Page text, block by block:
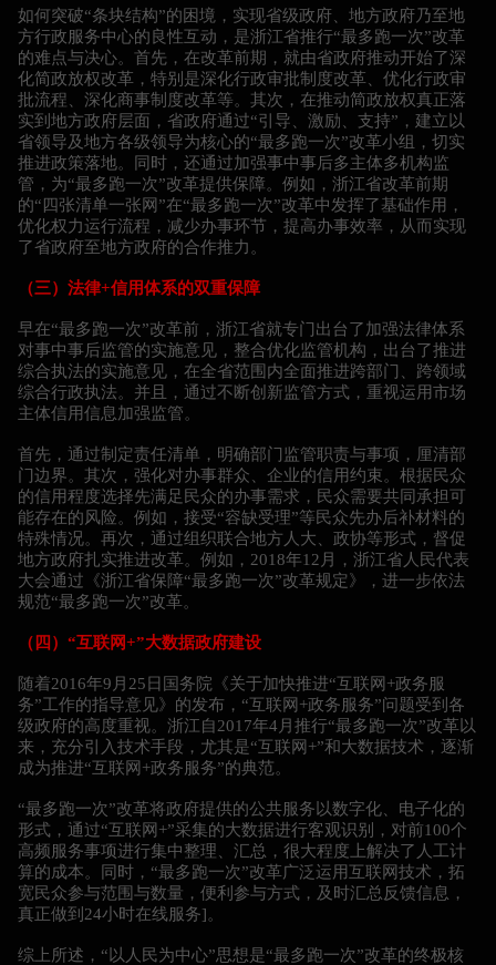
如何突破“条块结构”的困境，实现省级政府、地方政府乃至地
方行政服务中心的良性互动，是浙江省推行“最多跑一次”改革
的难点与决心。首先，在改革前期，就由省政府推动开始了深
化简政放权改革，特别是深化行政审批制度改革、优化行政审
批流程、深化商事制度改革等。其次，在推动简政放权真正落
实到地方政府层面，省政府通过“引导、激励、支持”，建立以
省领导及地方各级领导为核心的“最多跑一次”改革小组，切实
推进政策落地。同时，还通过加强事中事后多主体多机构监
管，为“最多跑一次”改革提供保障。例如，浙江省改革前期
的“四张清单一张网”在“最多跑一次”改革中发挥了基础作用，
优化权力运行流程，减少办事环节，提高办事效率，从而实现
了省政府至地方政府的合作推力。
（三）法律+信用体系的双重保障
早在“最多跑一次”改革前，浙江省就专门出台了加强法律体系
对事中事后监管的实施意见，整合优化监管机构，出台了推进
综合执法的实施意见，在全省范围内全面推进跨部门、跨领域
综合行政执法。并且，通过不断创新监管方式，重视运用市场
主体信用信息加强监管。
首先，通过制定责任清单，明确部门监管职责与事项，厘清部
门边界。其次，强化对办事群众、企业的信用约束。根据民众
的信用程度选择先满足民众的办事需求，民众需要共同承担可
能存在的风险。例如，接受“容缺受理”等民众先办后补材料的
特殊情况。再次，通过组织联合地方人大、政协等形式，督促
地方政府扎实推进改革。例如，2018年12月，浙江省人民代表
大会通过《浙江省保障“最多跑一次”改革规定》，进一步依法
规范“最多跑一次”改革。
（四）“互联网+”大数据政府建设
随着2016年9月25日国务院《关于加快推进“互联网+政务服
务”工作的指导意见》的发布，“互联网+政务服务”问题受到各
级政府的高度重视。浙江自2017年4月推行“最多跑一次”改革以
来，充分引入技术手段，尤其是“互联网+”和大数据技术，逐渐
成为推进“互联网+政务服务”的典范。
“最多跑一次”改革将政府提供的公共服务以数字化、电子化的
形式，通过“互联网+”采集的大数据进行客观识别，对前100个
高频服务事项进行集中整理、汇总，很大程度上解决了人工计
算的成本。同时，“最多跑一次”改革广泛运用互联网技术，拓
宽民众参与范围与数量，便利参与方式，及时汇总反馈信息，
真正做到24小时在线服务]。
综上所述，“以人民为中心”思想是“最多跑一次”改革的终极核